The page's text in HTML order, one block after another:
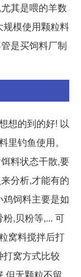
其是喂的羊数
规模使用颗粒料
是买饲料厂制
想的到的好! 以
钓鱼使用。
料状态干散,要
分析,才能有的
饲料主要是如
,贝粉等,... 可
窝料搅拌后打
打窝方式比较